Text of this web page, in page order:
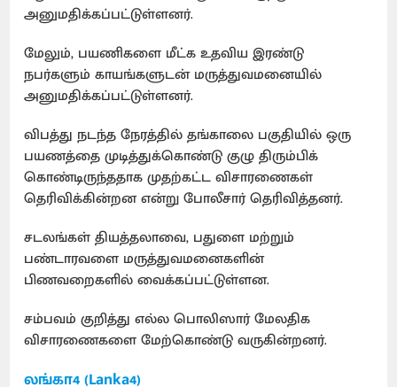
அனுமதிக்கப்பட்டுள்ளனர்.
மேலும், பயணிகளை மீட்க உதவிய இரண்டு
நபர்களும் காயங்களுடன் மருத்துவமனையில்
அனுமதிக்கப்பட்டுள்ளனர்.
விபத்து நடந்த நேரத்தில் தங்காலை பகுதியில் ஒரு
பயணத்தை முடித்துக்கொண்டு குழு திரும்பிக்
கொண்டிருந்ததாக முதற்கட்ட விசாரணைகள்
தெரிவிக்கின்றன என்று போலீசார் தெரிவித்தனர்.
சடலங்கள் தியத்தலாவை, பதுளை மற்றும்
பண்டாரவளை மருத்துவமனைகளின்
பிணவறைகளில் வைக்கப்பட்டுள்ளன.
சம்பவம் குறித்து எல்ல பொலிஸார் மேலதிக
விசாரணைகளை மேற்கொண்டு வருகின்றனர்.
லங்கா4 (Lanka4)